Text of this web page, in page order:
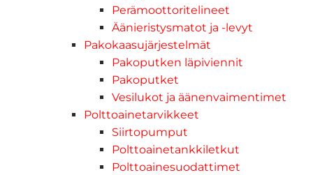
Perämoottoritelineet
Äänieristysmatot ja -levyt
Pakokaasujärjestelmät
Pakoputken läpiviennit
Pakoputket
Vesilukot ja äänenvaimentimet
Polttoainetarvikkeet
Siirtopumput
Polttoainetankkiletkut
Polttoainesuodattimet